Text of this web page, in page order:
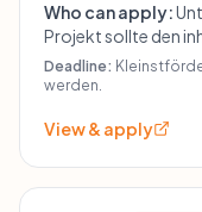
Who can apply:
Projekt sollte den
Stiftung
Deadline:
werden.
View & apply